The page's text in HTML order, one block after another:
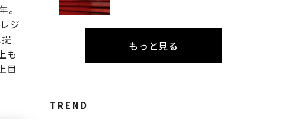
ジ
も
目
もっと見る
TREND